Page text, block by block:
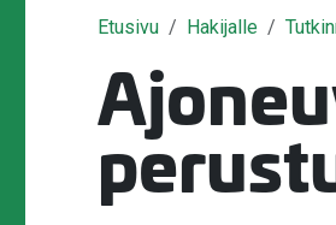
Avaa/sulje alavalikko
Avaa/sulje alavalikko
Avaa/sulje alavalikko
Avaa/sulje alavalikko
Etusivu Hakijalle